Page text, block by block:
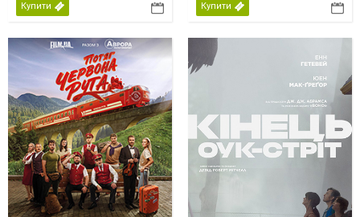
Купити Купити